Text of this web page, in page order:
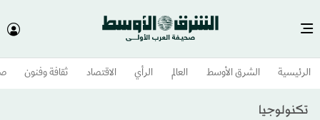
الرئيسية الشرق الأوسط​ العالم الرأي الاقتصاد ثقافة وفنون
تكنولوجيا